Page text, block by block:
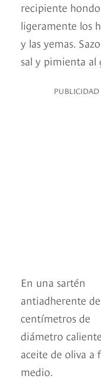
recipiente
ligeramente los
y las yemas.
sal y pimienta al
PUBLICIDAD
En una sartén
antiadherente
centímetros de
diámetro
aceite de oliva a
medio.